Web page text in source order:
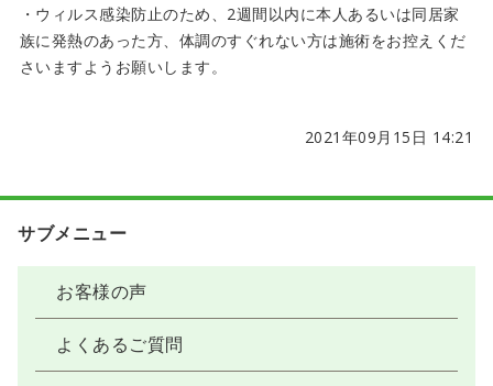
・ウィルス感染防止のため、2週間以内に本人あるいは同居家
族に発熱のあった方、体調のすぐれない方は施術をお控えくだ
さいますようお願いします。
2021年09月15日 14:21
サブメニュー
お客様の声
よくあるご質問